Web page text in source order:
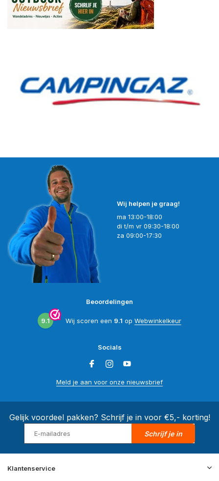
Wij helpen je graag!
ma 13:00-18:00
di t/m vr 09:30-18:00
za 09:00-17:30
Beoordelingen
9.1 Wij scoren een 9.1 op Webwinkelkeur
Socials
Meld je aan voor onze nieuwsbrief
Gelijk voordeel pakken? Schrijf je in voor €5,- korting!
Schrijf je in
Klantenservice